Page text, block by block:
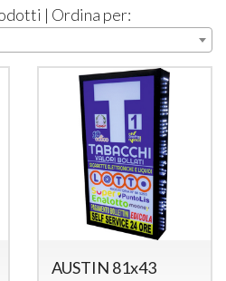
| Ordina per:
AUSTIN 81x43